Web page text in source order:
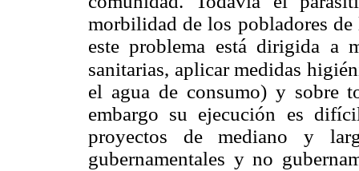
morbilidad de los pobladores
este problema está dirigida a
sanitarias, aplicar medidas
el agua de consumo) y sobre
embargo su ejecución es
proyectos de mediano y
gubernamentales y no